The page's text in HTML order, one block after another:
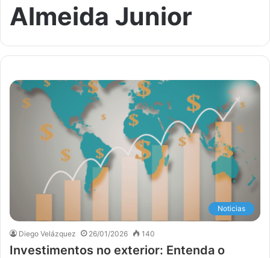
Almeida Junior
Noticias
Diego Velázquez 26/01/2026 140
Investimentos no exterior: Entenda o